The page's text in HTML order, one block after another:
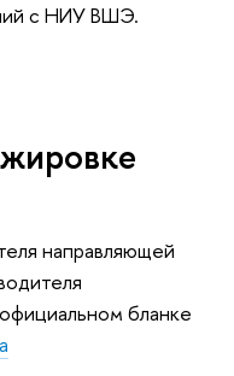
с НИУ ВШЭ.
направляющей
бланке